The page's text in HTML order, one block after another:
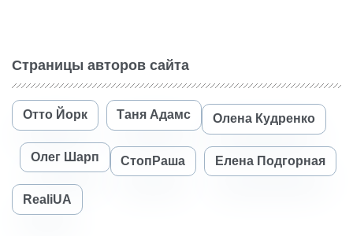
Страницы авторов сайта
Отто Йорк Таня Адамс Олена Кудренко
Олег Шарп СтопРаша Елена Подгорная
RealiUA